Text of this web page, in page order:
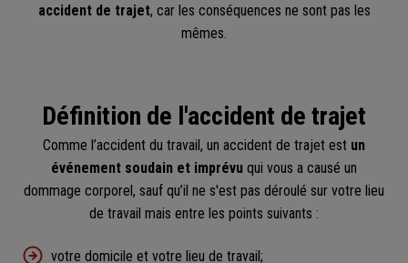
accident de trajet, car les conséquences ne sont pas les
mêmes.
Définition de l'accident de trajet
Comme l’accident du travail, un accident de trajet est un
événement soudain et imprévu qui vous a causé un
dommage corporel, sauf qu’il ne s'est pas déroulé sur votre lieu
de travail mais entre les points suivants :
votre domicile et votre lieu de travail;